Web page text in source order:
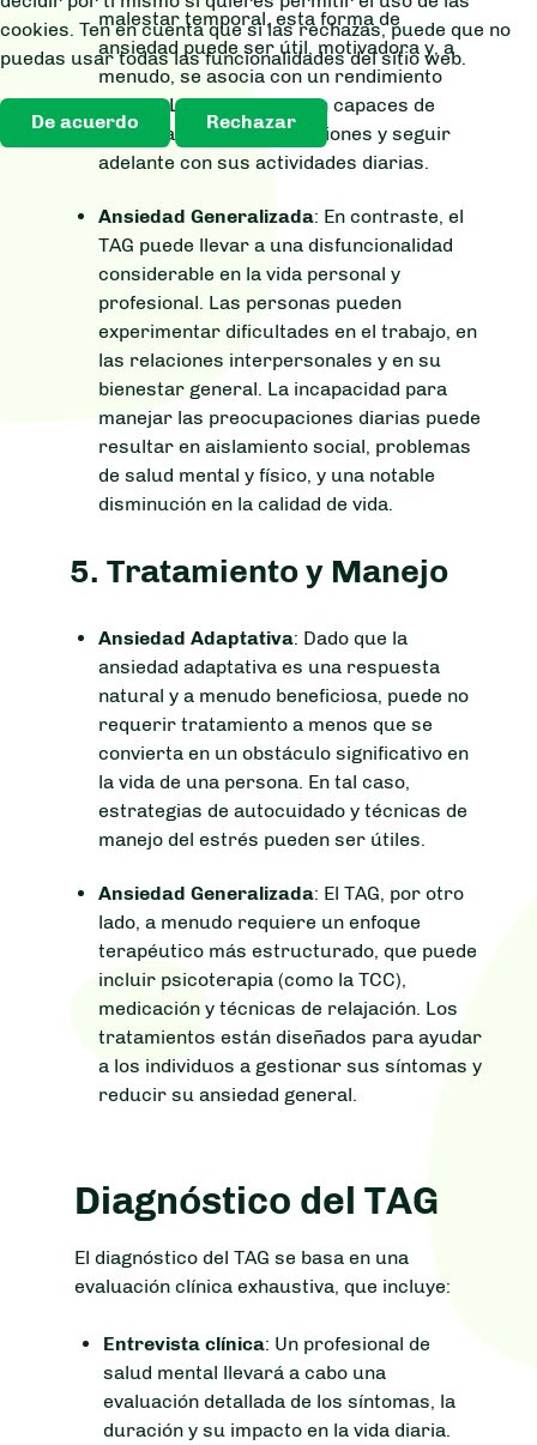
malestar temporal, esta forma de
ansiedad puede ser útil, motivadora y, a
menudo, se asocia con un rendimiento
óptimo. Las personas son capaces de
enfrentar sus preocupaciones y seguir
adelante con sus actividades diarias.
Ansiedad Generalizada: En contraste, el
TAG puede llevar a una disfuncionalidad
considerable en la vida personal y
profesional. Las personas pueden
experimentar dificultades en el trabajo, en
las relaciones interpersonales y en su
bienestar general. La incapacidad para
manejar las preocupaciones diarias puede
resultar en aislamiento social, problemas
de salud mental y físico, y una notable
disminución en la calidad de vida.
5. Tratamiento y Manejo
Ansiedad Adaptativa: Dado que la
ansiedad adaptativa es una respuesta
natural y a menudo beneficiosa, puede no
requerir tratamiento a menos que se
convierta en un obstáculo significativo en
la vida de una persona. En tal caso,
estrategias de autocuidado y técnicas de
manejo del estrés pueden ser útiles.
Ansiedad Generalizada: El TAG, por otro
lado, a menudo requiere un enfoque
terapéutico más estructurado, que puede
incluir psicoterapia (como la TCC),
medicación y técnicas de relajación. Los
tratamientos están diseñados para ayudar
a los individuos a gestionar sus síntomas y
reducir su ansiedad general.
Diagnóstico del TAG
El diagnóstico del TAG se basa en una
evaluación clínica exhaustiva, que incluye:
Entrevista clínica: Un profesional de
salud mental llevará a cabo una
evaluación detallada de los síntomas, la
duración y su impacto en la vida diaria.
cookies. Ten en cuenta que si las rechazas, puede que no
puedas usar todas las funcionalidades del sitio web.
De acuerdo Rechazar